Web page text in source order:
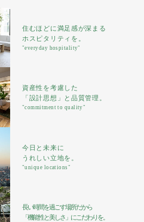
住むほどに満足感が深まる
ホスピタリティを。
"everyday hospitality"
資産性を考慮した
「設計思想」と品質管理。
"commitment to quality"
今日と未来に
うれしい立地を。
"unique locations"
長い時間を過ごす場所だから
「機能性と美しさ」にこだわりを。